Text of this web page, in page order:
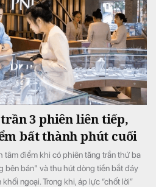
trần 3 phiên liên tiếp,
bất thành phút cuối
tâm điểm khi có phiên tăng trần thứ ba
bên bán" và thu hút dòng tiền bắt đáy
ngoại. Trong khi, áp lực “chốt lời”